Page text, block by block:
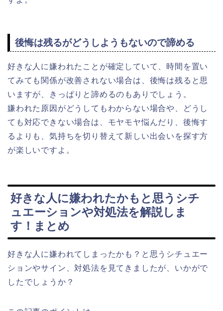
後悔は残るがどうしようもないので諦める
好きな人に嫌われたことが確定していて、時間を置い
てみても関係が改善されない場合は、後悔は残ると思
いますが、きっぱりと諦めるのもありでしょう。
嫌われた原因がどうしてもわからない場合や、どうし
ても対応できない場合は、モヤモヤ悩んだり、後悔す
るよりも、気持ちを切り替えて新しい出会いを探す方
が楽しいですよ。
好きな人に嫌われたかもと思うシチ
ュエーションや対処法を解説しま
す！まとめ
好きな人に嫌われてしまったかも？と思うシチュエー
ションやサイン、対処法を見てきましたが、いかがで
したでしょうか？